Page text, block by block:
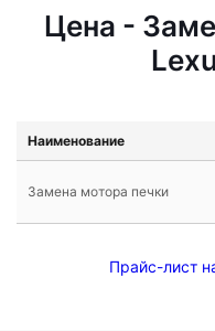
Цена -
Наименование
Замена мотора печки
Прайс-лист